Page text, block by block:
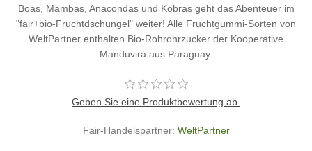
Boas, Mambas, Anacondas und Kobras geht das Abenteuer im
"fair+bio-Fruchtdschungel" weiter! Alle Fruchtgummi-Sorten von
WeltPartner enthalten Bio-Rohrohrzucker der Kooperative
Manduvirá aus Paraguay.
Geben Sie eine Produktbewertung ab.
Fair-Handelspartner: WeltPartner